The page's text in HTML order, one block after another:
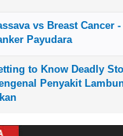
vs Breast Cancer
Payudara
to Know Deadly
Penyakit